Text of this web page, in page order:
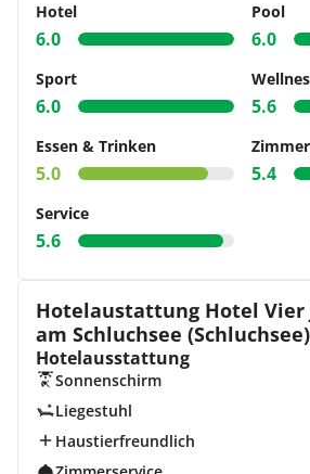
Hotel
6.0
Pool
6.0
Sport
6.0 5.6
Essen & Trinken
5.0
Zimmer
5.4
Service
5.6
Hotelaustattung Hotel Vier
am Schluchsee (Schluchsee)
Hotelausstattung
Sonnenschirm
Liegestuhl
Haustierfreundlich